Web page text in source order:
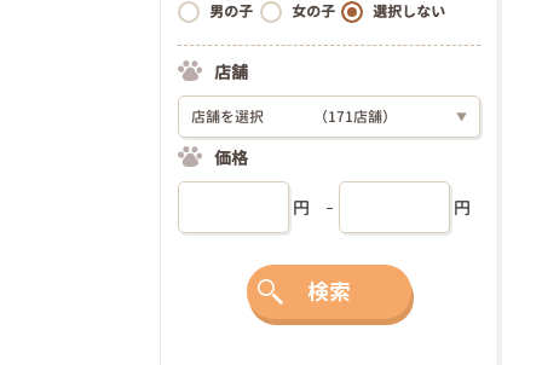
男の子 女の子 選択しない
店舗
店舗を選択 （171店舗） ▼
価格
円 円
検索